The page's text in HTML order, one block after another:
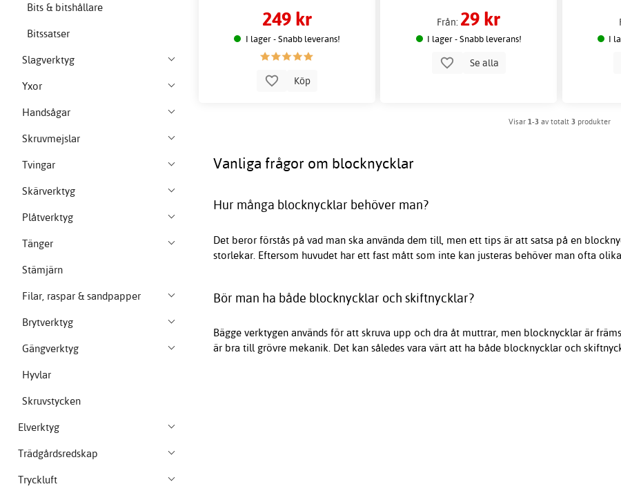
Bits & bitshållare
Bitssatser
Slagverktyg
Yxor
Handsågar
Skruvmejslar
Tvingar
Skärverktyg
Plåtverktyg
Tänger
Stämjärn
Filar, raspar & sandpapper
Brytverktyg
Gängverktyg
Hyvlar
Skruvstycken
Elverktyg
Trädgårdsredskap
Tryckluft
249 kr
I lager - Snabb leverans!
Köp
Från: 29 kr
I lager - Snabb leverans!
Se alla
I
Visar1-3 av totalt3 produkter
Vanliga frågor om blocknycklar
Hur många blocknycklar behöver man?
Det beror förstås på vad man ska använda dem till, men ett tips är att satsa på en
storlekar. Eftersom huvudet har ett fast mått som inte kan justeras behöver man ofta
Bör man ha både blocknycklar och skiftnycklar?
Bägge verktygen används för att skruva upp och dra åt muttrar, men blocknycklar är
är bra till grövre mekanik. Det kan således vara värt att ha både blocknycklar och